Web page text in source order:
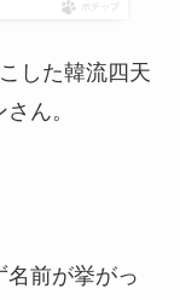
ポチップ
した韓流四天
ん。
前が挙がっ